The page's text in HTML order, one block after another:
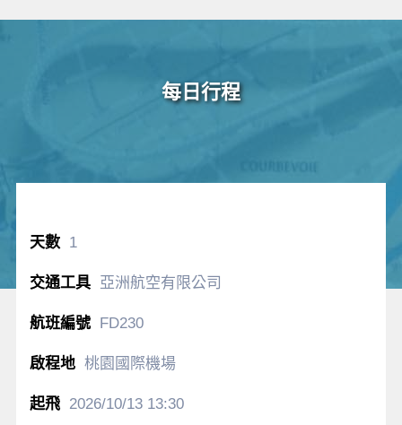
每日行程
1
亞洲航空有限公司
FD230
桃園國際機場
2026/10/1313:30